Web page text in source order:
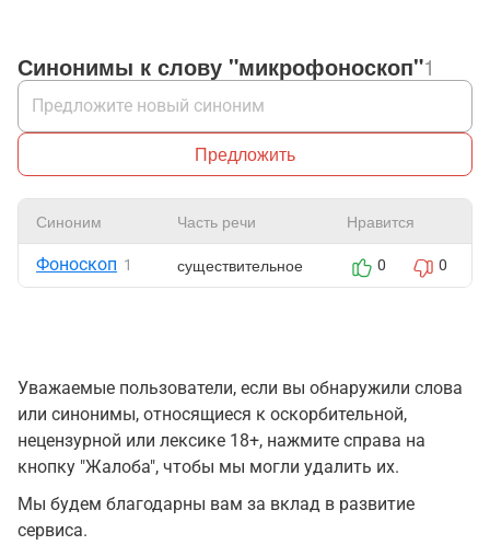
Синонимы к слову "микрофоноскоп"1
Предложить
Синоним Часть речи Нравится
Фоноскоп 1 существительное 0 0
Уважаемые пользователи, если вы обнаружили слова
или синонимы, относящиеся к оскорбительной,
нецензурной или лексике 18+, нажмите справа на
кнопку "Жалоба", чтобы мы могли удалить их.
Мы будем благодарны вам за вклад в развитие
сервиса.